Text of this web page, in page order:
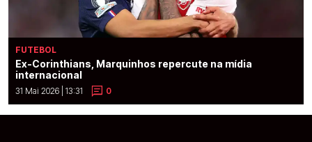
FUTEBOL
Ex-Corinthians, Marquinhos repercute na mídia
internacional
31 Mai 2026 | 13:31 0